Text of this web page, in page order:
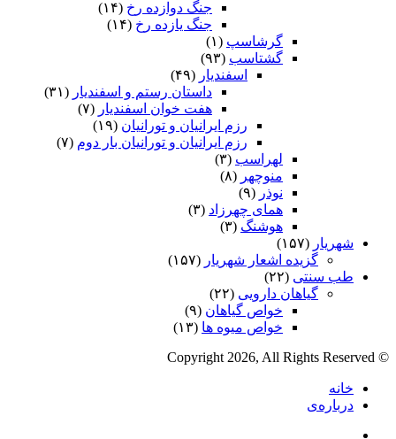
جنگ دوازده رخ (۱۴)
جنگ یازده رخ (۱۴)
گرشاسپ (۱)
گشتاسب (۹۳)
اسفندیار (۴۹)
داستان رستم و اسفندیار (۳۱)
هفت خوان اسفندیار (۷)
رزم ایرانیان و تورانیان (۱۹)
رزم ایرانیان و تورانیان بار دوم (۷)
لهراسب (۳)
منوچهر (۸)
نوذر (۹)
هماى چهرزاد (۳)
هوشنگ (۳)
شهریار (۱۵۷)
گزیده اشعار شهریار (۱۵۷)
طب سنتی (۲۲)
گیاهان دارویی (۲۲)
خواص گیاهان (۹)
خواص میوه ها (۱۳)
© Copyright 2026, All Rights Reserved
خانه
درباره‌ی